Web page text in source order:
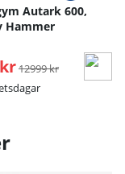
Autark 600,
Hammer
Ordinarie pris:
12999 kr